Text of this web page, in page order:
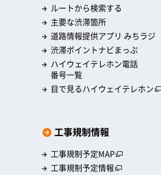
ルートから検索する
主要な渋滞箇所
道路情報提供アプリ みちラジ
渋滞ポイントナビまっぷ
ハイウェイテレホン電話
番号一覧
目で見るハイウェイテレホン
工事規制情報
工事規制予定MAP
工事規制予定情報